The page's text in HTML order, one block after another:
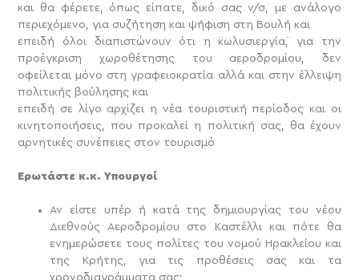
και θα φέρετε, όπως είπατε, δικό σας ν/σ, με ανάλογο
περιεχόμενο, για συζήτηση και ψήφιση στη Βουλή και
επειδή όλοι διαπιστώνουν ότι η ¨κωλυσιεργία¨, για την
προέγκριση χωροθέτησης του αεροδρομίου, δεν
οφείλεται μόνο στη γραφειοκρατία αλλά και στην έλλειψη
πολιτικής βούλησης και
επειδή σε λίγο αρχίζει η νέα τουριστική περίοδος και οι
κινητοποιήσεις, που προκαλεί η πολιτική σας, θα έχουν
αρνητικές συνέπειες στον τουρισμό
Ερωτάστε κ.κ. Υπουργοί
Αν είστε υπέρ ή κατά της δημιουργίας του νέου
Διεθνούς Αεροδρομίου στο Καστέλλι και πότε θα
ενημερώσετε τους πολίτες του νομού Ηρακλείου και
της Κρήτης, για τις προθέσεις σας και τα
χρονοδιαγράμματα σας;